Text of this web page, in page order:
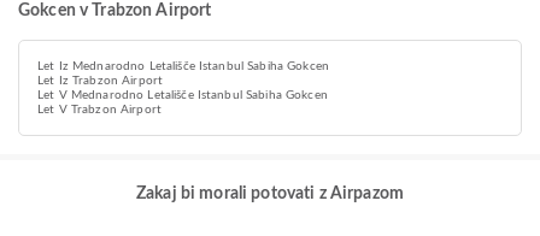
Gokcen v Trabzon Airport
Let Iz Mednarodno Letališče Istanbul Sabiha Gokcen
Let Iz Trabzon Airport
Let V Mednarodno Letališče Istanbul Sabiha Gokcen
Let V Trabzon Airport
Zakaj bi morali potovati z Airpazom